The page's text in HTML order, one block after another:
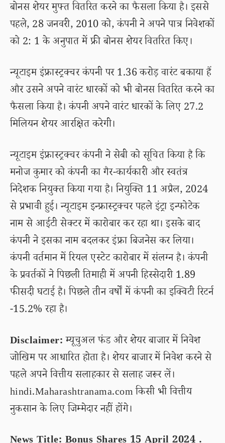
बोनस शेयर मुफ्त वितरित करने का फैसला किया है। इससे
पहले, 28 जनवरी, 2010 को, कंपनी ने अपने पात्र निवेशकों
को 2: 1 के अनुपात में फ्री बोनस शेयर वितरित किए।
न्यूटाइम इंफ्रास्ट्रक्चर कंपनी पर 1.36 करोड़ वारंट बकाया हैं
और उसने अपने वारंट धारकों को भी बोनस वितरित करने का
फैसला किया है। कंपनी अपने वारंट धारकों के लिए 27.2
मिलियन शेयर आरक्षित करेगी।
न्यूटाइम इंफ्रास्ट्रक्चर कंपनी ने सेबी को सूचित किया है कि
मनोज कुमार को कंपनी का गैर-कार्यकारी और स्वतंत्र
निदेशक नियुक्त किया गया है। नियुक्ति 11 अप्रैल, 2024
से प्रभावी हुई। न्यूटाइम इन्फ्रास्ट्रक्चर पहले इंट्रा इन्फोटेक
नाम से आईटी सेक्टर में कारोबार कर रहा था। इसके बाद
कंपनी ने इसका नाम बदलकर इंफ्रा बिजनेस कर लिया।
कंपनी वर्तमान में रियल एस्टेट कारोबार में संलग्न है। कंपनी
के प्रवर्तकों ने पिछली तिमाही में अपनी हिस्सेदारी 1.89
फीसदी घटाई है। पिछले तीन वर्षों में कंपनी का इक्विटी रिटर्न
-15.2% रहा है।
Disclaimer:म्यूचुअल फंड और शेयर बाजार में निवेश
जोखिम पर आधारित होता है। शेयर बाजार में निवेश करने से
पहले अपने वित्तीय सलाहकार से सलाह जरूर लें।
hindi.Maharashtranama.com किसी भी वित्तीय
नुकसान के लिए जिम्मेदार नहीं होंगे।